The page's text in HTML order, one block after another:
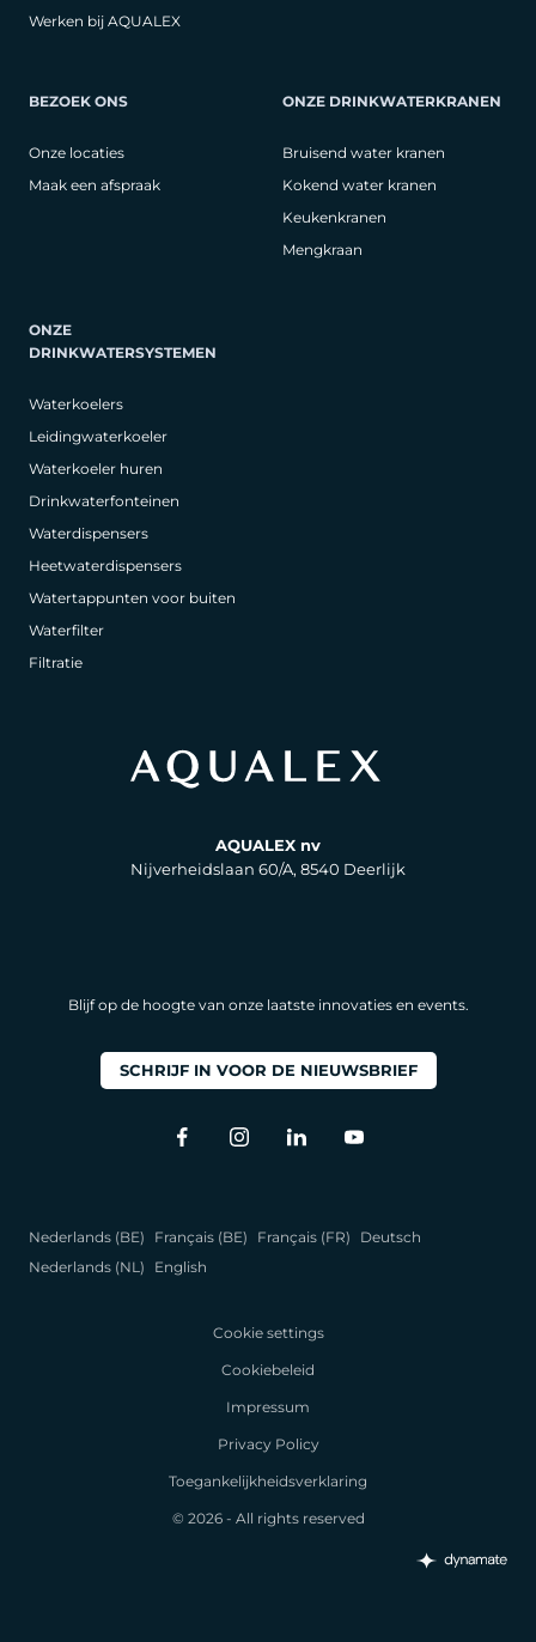
Werken bij AQUALEX
BEZOEK ONS
Onze locaties
Maak een afspraak
ONZE DRINKWATERKRANEN
Bruisend water kranen
Kokend water kranen
Keukenkranen
Mengkraan
ONZE
DRINKWATERSYSTEMEN
Waterkoelers
Leidingwaterkoeler
Waterkoeler huren
Drinkwaterfonteinen
Waterdispensers
Heetwaterdispensers
Watertappunten voor buiten
Waterfilter
Filtratie
AQUALEX nv
Nijverheidslaan 60/A, 8540 Deerlijk
Blijf op de hoogte van onze laatste innovaties en events.
SCHRIJF IN VOOR DE NIEUWSBRIEF
Nederlands (BE) Français (BE) Français (FR)
Deutsch
Nederlands (NL)
English
Cookie settings
Cookiebeleid
Impressum
Privacy Policy
Toegankelijkheidsverklaring
© 2026 - All rights reserved